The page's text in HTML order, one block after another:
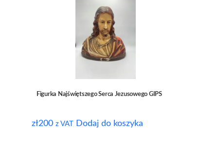
Figurka Najświętszego Serca Jezusowego GIPS
zł200 z VAT Dodaj do koszyka